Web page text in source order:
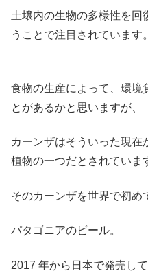
土壌内の生物の多様性を回
うことで注目されています。
食物の生産によって、環境
とがあるかと思いますが、
カーンザはそういった現在
植物の一つだとされていま
そのカーンザを世界で初め
パタゴニアのビール。
2017 年から日本で発売し